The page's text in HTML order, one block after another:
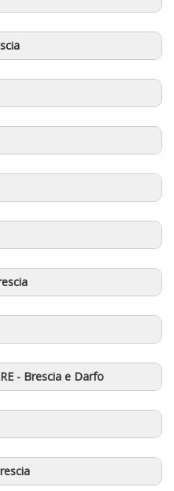
- Brescia e Darfo